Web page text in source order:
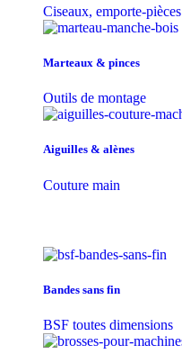
Ciseaux, emporte-pièces
Marteaux & pinces
Outils de montage
Aiguilles & alènes
Couture main
Bandes sans fin
BSF toutes dimensions